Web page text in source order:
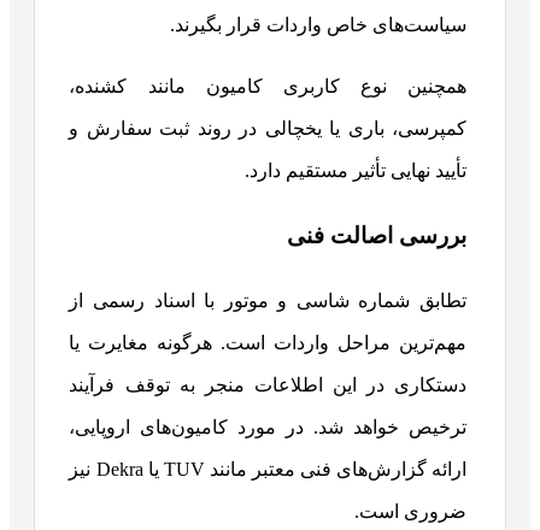
سیاست‌های خاص واردات قرار بگیرند.
همچنین نوع کاربری کامیون مانند کشنده،
کمپرسی، باری یا یخچالی در روند ثبت سفارش و
تأیید نهایی تأثیر مستقیم دارد.
بررسی اصالت فنی
تطابق شماره شاسی و موتور با اسناد رسمی از
مهم‌ترین مراحل واردات است. هرگونه مغایرت یا
دستکاری در این اطلاعات منجر به توقف فرآیند
ترخیص خواهد شد. در مورد کامیون‌های اروپایی،
ارائه گزارش‌های فنی معتبر مانند TUV یا Dekra نیز
ضروری است.